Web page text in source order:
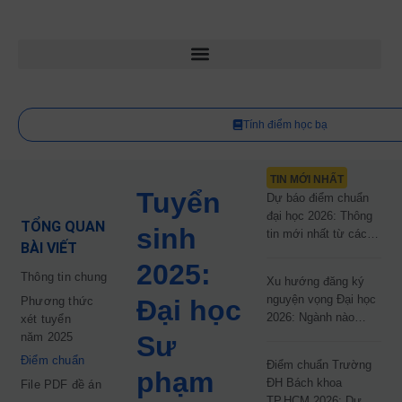
Tính điểm học bạ
TỔNG QUAN
BÀI VIẾT
Thông tin chung
Phương thức
xét tuyển
năm 2025
Điểm chuẩn
File PDF đề án
Tuyển
sinh
2025:
Đại học
Sư
phạm
TIN MỚI NHẤT
Dự báo điểm chuẩn
đại học 2026: Thông
tin mới nhất từ các
Xu hướng đăng ký
nguyện vọng Đại học
2026: Ngành nào
Điểm chuẩn Trường
ĐH Bách khoa